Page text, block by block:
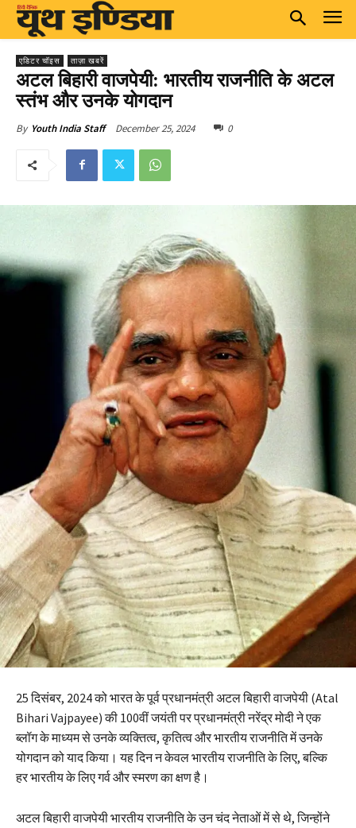
एडिटर चॉइस ताज़ा खबरें
अटल बिहारी वाजपेयी: भारतीय राजनीति के अटल
स्तंभ और उनके योगदान
By Youth India Staff December 25, 2024 0
25 दिसंबर, 2024 को भारत के पूर्व प्रधानमंत्री अटल बिहारी वाजपेयी (Atal
Bihari Vajpayee) की 100वीं जयंती पर प्रधानमंत्री नरेंद्र मोदी ने एक
ब्लॉग के माध्यम से उनके व्यक्तित्व, कृतित्व और भारतीय राजनीति में उनके
योगदान को याद किया। यह दिन न केवल भारतीय राजनीति के लिए, बल्कि
हर भारतीय के लिए गर्व और स्मरण का क्षण है।
अटल बिहारी वाजपेयी भारतीय राजनीति के उन चंद नेताओं में से थे, जिन्होंने